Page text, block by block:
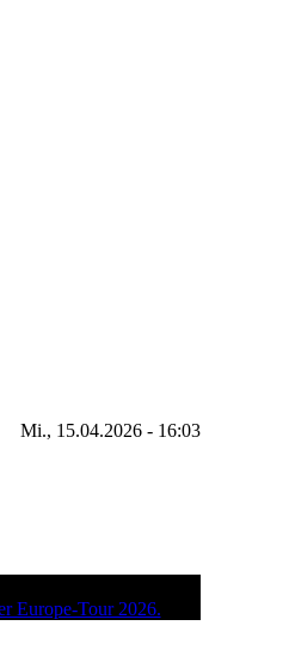
Mi., 15.04.2026 - 16:03